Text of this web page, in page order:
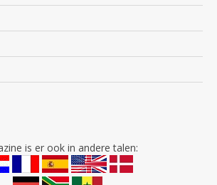
is er ook in andere talen: